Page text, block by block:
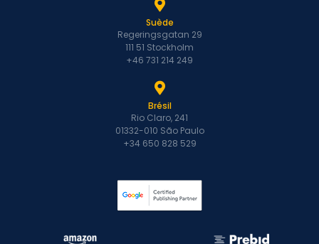
Suède
Regeringsgatan 29
111 51 Stockholm
+46 731 214 249
Brésil
Rio Claro, 241
01332-010 São Paulo
+34 650 828 529